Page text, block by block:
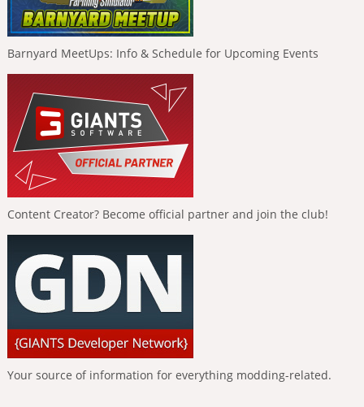
Barnyard MeetUps: Info & Schedule for Upcoming Events
Content Creator? Become official partner and join the club!
Your source of information for everything modding-related.